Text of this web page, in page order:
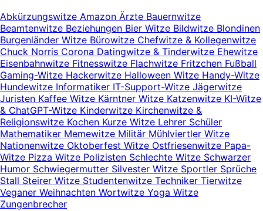
Abkürzungswitze Amazon Ärzte Bauernwitze
Beamtenwitze Beziehungen Bier Witze Bildwitze Blondinen
Burgenländer Witze Bürowitze Chefwitze & Kollegenwitze
Chuck Norris Corona Datingwitze & Tinderwitze Ehewitze
Eisenbahnwitze Fitnesswitze Flachwitze Fritzchen Fußball
Gaming-Witze Hackerwitze Halloween Witze Handy-Witze
Hundewitze Informatiker IT-Support-Witze Jägerwitze
Juristen Kaffee Witze Kärntner Witze Katzenwitze KI-Witze
& ChatGPT-Witze Kinderwitze Kirchenwitze &
Religionswitze Kochen Kurze Witze Lehrer Schüler
Mathematiker Memewitze Militär Mühlviertler Witze
Nationenwitze Oktoberfest Witze Ostfriesenwitze Papa-
Witze Pizza Witze Polizisten Schlechte Witze Schwarzer
Humor Schwiegermutter Silvester Witze Sportler Sprüche
Stall Steirer Witze Studentenwitze Techniker Tierwitze
Veganer Weihnachten Wortwitze Yoga Witze
Zungenbrecher